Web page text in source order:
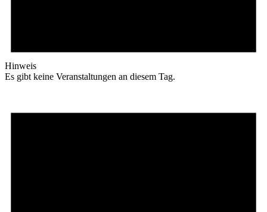
Hinweis
Es gibt keine Veranstaltungen an diesem Tag.